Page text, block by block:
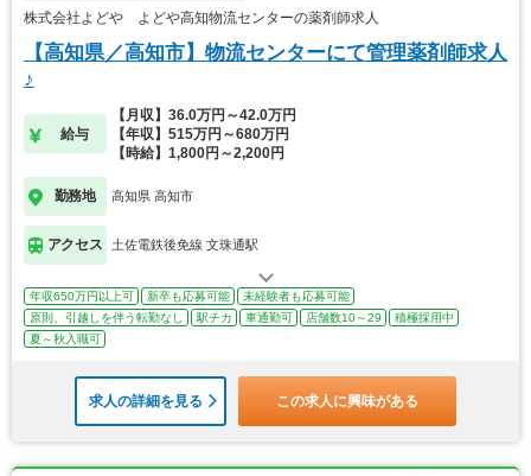
株式会社よどや よどや高知物流センターの薬剤師求人
【高知県／高知市】物流センターにて管理薬剤師求人
♪
給与
【月収】36.0万円～42.0万円
【年収】515万円～680万円
【時給】1,800円～2,200円
勤務地 高知県 高知市
アクセス 土佐電鉄後免線 文珠通駅
年収650万円以上可 新卒も応募可能
未経験者も応募可能
原則、引越しを伴う転勤なし
駅チカ 車通勤可 店舗数10～29
積極採用中
夏～秋入職可
求人の詳細を見る この求人に興味がある